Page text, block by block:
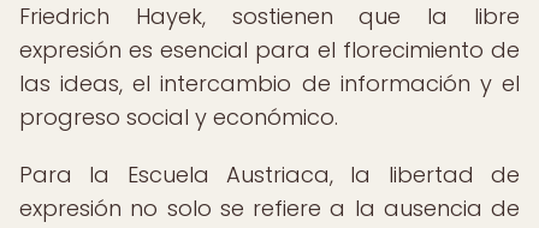
Friedrich Hayek, sostienen que la libre
expresión es esencial para el florecimiento de
las ideas, el intercambio de información y el
progreso social y económico.
Para la Escuela Austriaca, la libertad de
expresión no solo se refiere a la ausencia de